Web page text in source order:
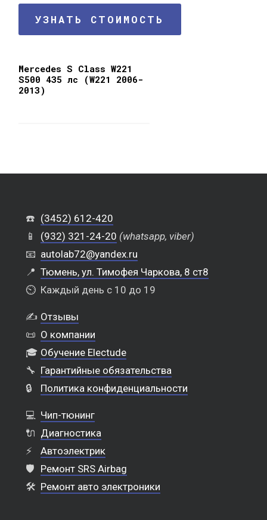
УЗНАТЬ СТОИМОСТЬ
Mercedes S Class W221
S500 435 лс (W221 2006-
2013)
☎️ (3452) 612-420
📱
(932) 321-24-20 (whatsapp, viber)
📧 autolab72@yandex.ru
📍 Тюмень, ул. Тимофея Чаркова, 8 ст8
⏲️ Каждый день с 10 до 19
✍️ Отзывы
📜 О компании
🎓 Обучение Electude
🔧 Гарантийные обязательства
🔒
Политика конфиденциальности
💻 Чип-тюнинг
🔌 Диагностика
⚡
Автоэлектрик
🛡️ Ремонт SRS Airbag
🛠️ Ремонт авто электроники